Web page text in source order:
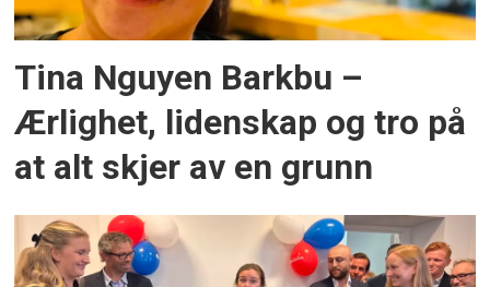
Tina Nguyen Barkbu –
Ærlighet, lidenskap og tro på
at alt skjer av en grunn